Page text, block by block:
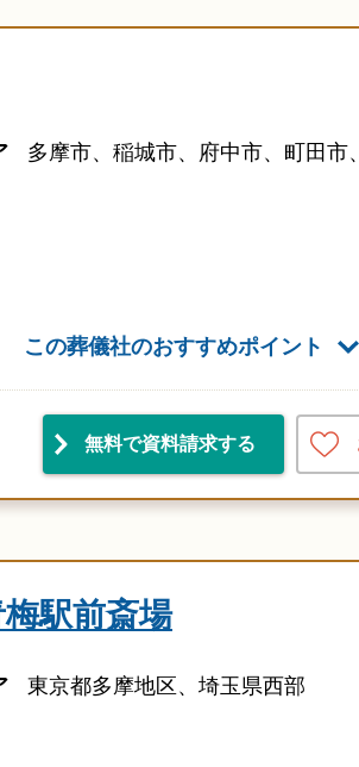
多摩市、稲城市、府中市、町田
この葬儀社のおすすめポイント
無料で資料請求する
駅前斎場
東京都多摩地区、埼玉県西部